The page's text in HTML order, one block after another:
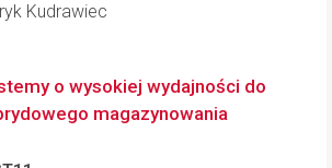
Kudrawiec
o wysokiej wydajności do
magazynowania